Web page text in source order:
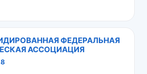
ФЕДЕРАЛЬНАЯ
АССОЦИАЦИЯ